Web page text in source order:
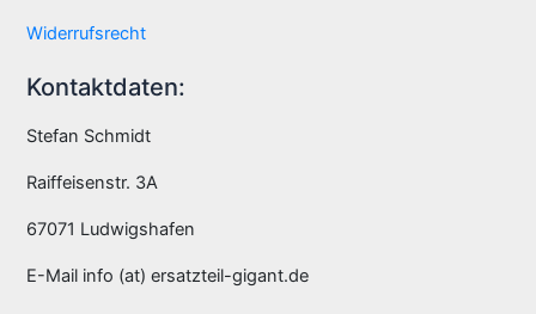
Widerrufsrecht
Kontaktdaten:
Stefan Schmidt
Raiffeisenstr. 3A
67071 Ludwigshafen
E-Mail info (at) ersatzteil-gigant.de